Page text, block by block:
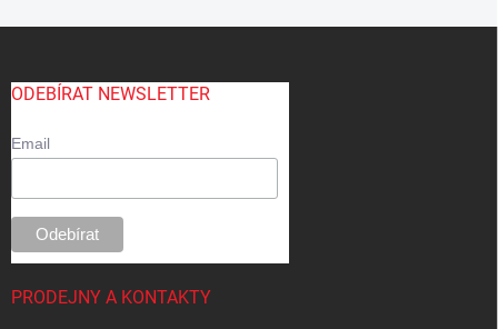
ODEBÍRAT NEWSLETTER
Email
PRODEJNY A KONTAKTY